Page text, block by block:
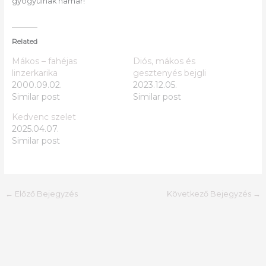
Related
Mákos – fahéjas
linzerkarika
2000.09.02.
Similar post
Diós, mákos és
gesztenyés bejgli
2023.12.05.
Similar post
Kedvenc szelet
2025.04.07.
Similar post
← Előző Bejegyzés Következő Bejegyzés →